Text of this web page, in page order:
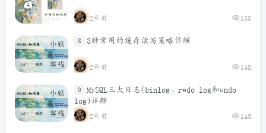
2年前 158
8 3种常用的缓存读写策略详解
2年前 148
9
MySQL三大日志(binlog、redo log和undo
log)详解
2年前 143